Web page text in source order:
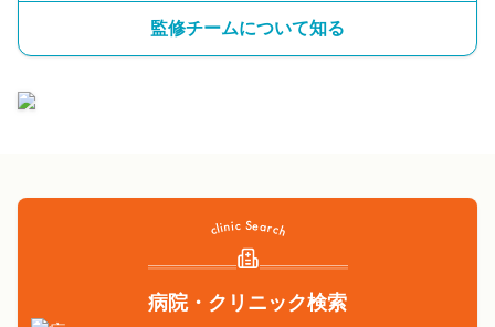
監修チームについて知る
病院・クリニック検索